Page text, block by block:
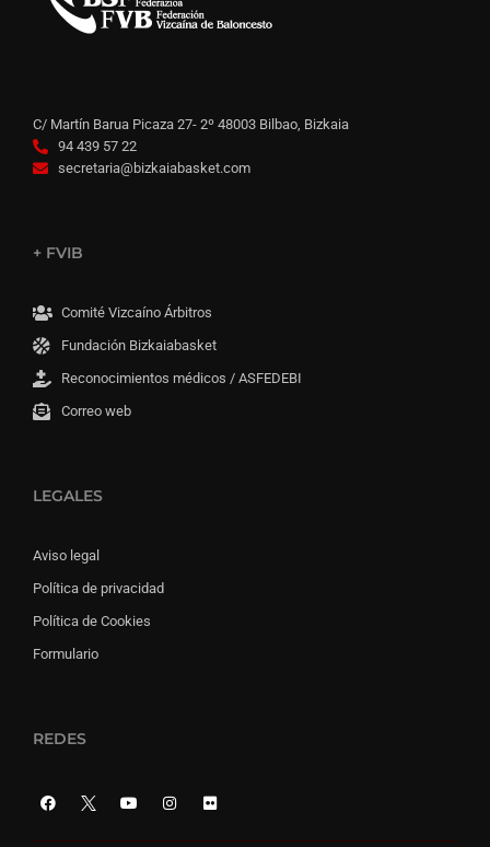
C/ Martín Barua Picaza 27- 2º 48003 Bilbao, Bizkaia
94 439 57 22
secretaria@bizkaiabasket.com
+ FVIB
Comité Vizcaíno Árbitros
Fundación Bizkaiabasket
Reconocimientos médicos / ASFEDEBI
Correo web
LEGALES
Aviso legal
Política de privacidad
Política de Cookies
Formulario
REDES